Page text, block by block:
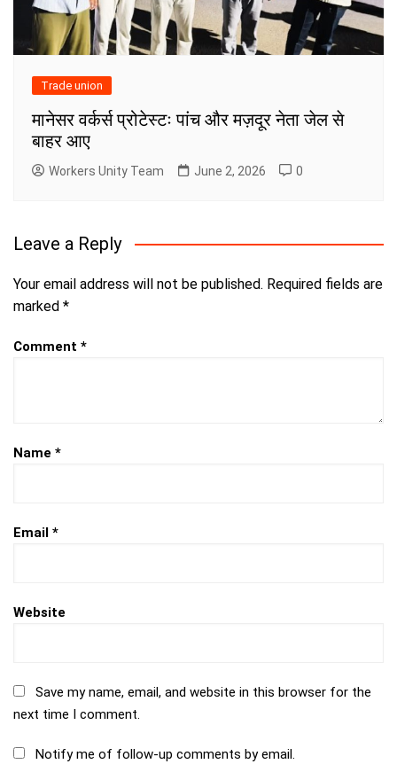
Trade union
मानेसर वर्कर्स प्रोटेस्टः पांच और मज़दूर नेता जेल से
बाहर आए
Workers Unity Team June 2, 2026 0
Leave a Reply
Your email address will not be published. Required fields are
marked *
Comment *
Name *
Email *
Website
Save my name, email, and website in this browser for the
next time I comment.
Notify me of follow-up comments by email.